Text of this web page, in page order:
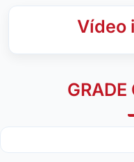
Vídeo
GRADE